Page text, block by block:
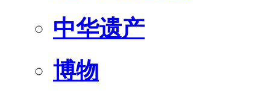
中华遗产
博物